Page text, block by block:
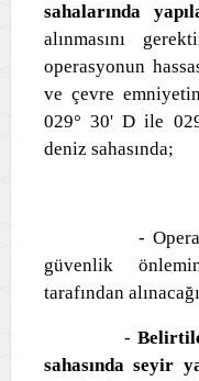
sahalarında
alınmasını
operasyonun
ve çevre
029° 30' D ile
deniz sahasında;
-
güvenlik
tarafından
-
sahasında seyir